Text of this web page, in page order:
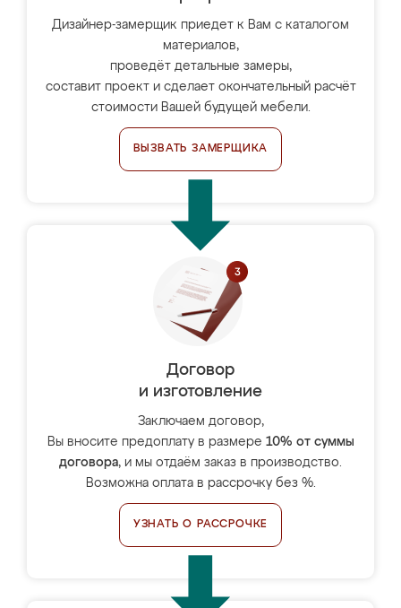
Дизайнер-замерщик приедет к Вам с каталогом
материалов,
проведёт детальные замеры,
составит проект и сделает окончательный расчёт
стоимости Вашей будущей мебели.
ВЫЗВАТЬ ЗАМЕРЩИКА
Договор
и изготовление
Заключаем договор,
Вы вносите предоплату в размере 10% от суммы
договора, и мы отдаём заказ в производство.
Возможна оплата в рассрочку без %.
УЗНАТЬ О РАССРОЧКЕ